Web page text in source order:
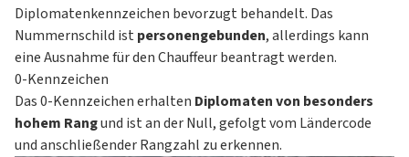
Diplomatenkennzeichen bevorzugt behandelt. Das
Nummernschild ist personengebunden, allerdings kann
eine Ausnahme für den Chauffeur beantragt werden.
0-Kennzeichen
Das 0-Kennzeichen erhalten Diplomaten von besonders
hohem Rangund ist an der Null, gefolgt vom Ländercode
und anschließender Rangzahl zu erkennen.